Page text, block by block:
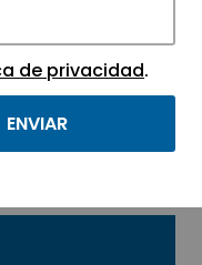
Y
de privacidad.